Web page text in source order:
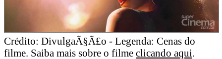
Crédito: DivulgaÃ§Ã£o - Legenda: Cenas do
filme. Saiba mais sobre o filme clicando aqui.